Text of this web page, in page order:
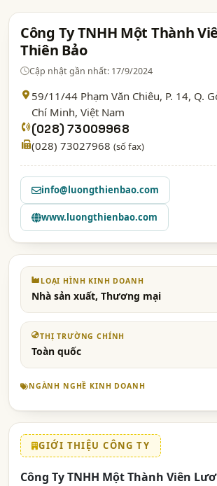
Công Ty TNHH Một Thành
Thiên Bảo
Cập nhật gần nhất: 17/9/2024
59/11/44 Phạm Văn Chiêu, P. 14, Q.
Chí Minh, Việt Nam
(028) 73009968
(028) 73027968 (số fax)
info@luongthienbao.com
www.luongthienbao.com
LOẠI HÌNH KINH DOANH
Nhà sản xuất, Thương mại
THỊ TRƯỜNG CHÍNH
Toàn quốc
NGÀNH NGHỀ KINH DOANH
GIỚI THIỆU CÔNG TY
Công Ty TNHH Một Thành Viên